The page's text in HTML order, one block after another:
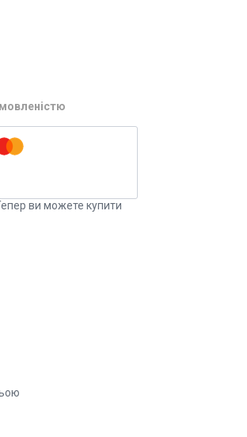
ви можете купити